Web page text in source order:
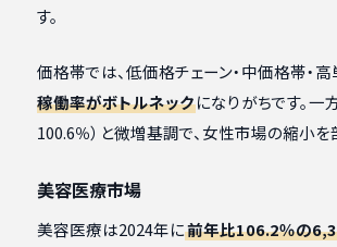
す。
価格帯では、低価格チェーン・中価格帯・
稼働率がボトルネックになりがちです。
100.6％）と微増基調で、女性市場の縮小を
美容医療市場
美容医療は2024年に前年比106.2％の